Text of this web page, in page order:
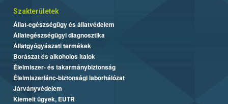
Szakterületek
Állat-egészségügy és állatvédelem
Állategészségügyi diagnosztika
Állatgyógyászati termékek
Borászat és alkoholos italok
Élelmiszer- és takarmánybiztonság
Élelmiszerlánc-biztonsági laborhálózat
Járványvédelem
Kiemelt ügyek, EUTR